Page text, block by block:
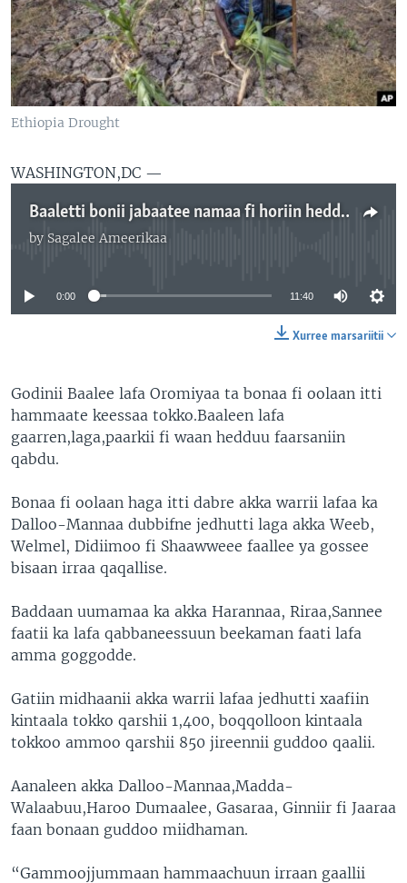
Ethiopia Drought
WASHINGTON,DC —
Baaletti bonii jabaatee namaa fi horiin hedduun gargaarsa eegata
by Sagalee Ameerikaa
No media source currently available
0:00 11:40
Xurree marsariitii
Godinii Baalee lafa Oromiyaa ta bonaa fi oolaan itti
hammaate keessaa tokko.Baaleen lafa
gaarren,laga,paarkii fi waan hedduu faarsaniin
qabdu.
Bonaa fi oolaan haga itti dabre akka warrii lafaa ka
Dalloo-Mannaa dubbifne jedhutti laga akka Weeb,
Welmel, Didiimoo fi Shaawweee faallee ya gossee
bisaan irraa qaqallise.
Baddaan uumamaa ka akka Harannaa, Riraa,Sannee
faatii ka lafa qabbaneessuun beekaman faati lafa
amma goggodde.
Gatiin midhaanii akka warrii lafaa jedhutti xaafiin
kintaala tokko qarshii 1,400, boqqolloon kintaala
tokkoo ammoo qarshii 850 jireennii guddoo qaalii.
Aanaleen akka Dalloo-Mannaa,Madda-
Walaabuu,Haroo Dumaalee, Gasaraa, Ginniir fi Jaaraa
faan bonaan guddoo miidhaman.
“Gammoojjummaan hammaachuun irraan gaallii